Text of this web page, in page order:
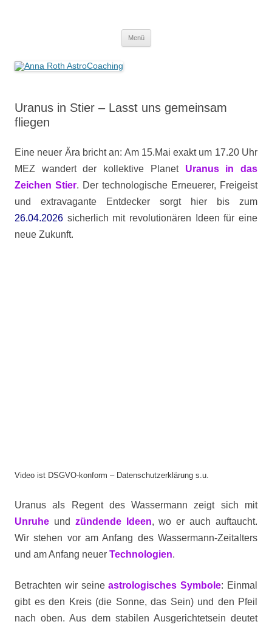
Menü
Uranus in Stier – Lasst uns gemeinsam
fliegen
Eine neuer Ära bricht an: Am 15.Mai exakt um 17.20 Uhr
MEZ wandert der kollektive Planet Uranus in das
Zeichen Stier. Der technologische Erneuerer, Freigeist
und extravagante Entdecker sorgt hier bis zum
26.04.2026 sicherlich mit revolutionären Ideen für eine
neue Zukunft.
Video ist DSGVO-konform – Datenschutzerklärung s.u.
Uranus als Regent des Wassermann zeigt sich mit
Unruhe und zündende Ideen, wo er auch auftaucht.
Wir stehen vor am Anfang des Wassermann-Zeitalters
und am Anfang neuer Technologien.
Betrachten wir seineastrologisches Symbole: Einmal
gibt es den Kreis (die Sonne, das Sein) und den Pfeil
nach oben. Aus dem stabilen Ausgerichtetsein deutet